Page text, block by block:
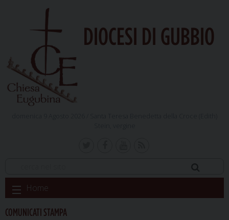
DIOCESI DI GUBBIO
Skip
to
content
Home
COMUNICATI STAMPA